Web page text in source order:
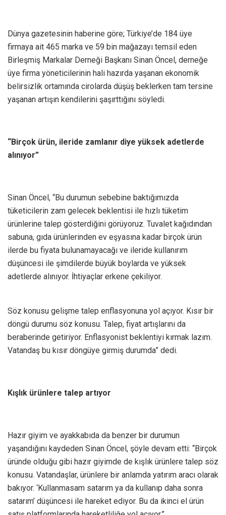
Dünya gazetesinin haberine göre; Türkiye’de 184 üye
firmaya ait 465 marka ve 59 bin mağazayı temsil eden
Birleşmiş Markalar Derneği Başkanı Sinan Öncel, derneğe
üye firma yöneticilerinin hali hazırda yaşanan ekonomik
belirsizlik ortamında cirolarda düşüş beklerken tam tersine
yaşanan artışın kendilerini şaşırttığını söyledi.
“Birçok ürün, ileride zamlanır diye yüksek adetlerde
alınıyor”
Sinan Öncel, “Bu durumun sebebine baktığımızda
tüketicilerin zam gelecek beklentisi ile hızlı tüketim
ürünlerine talep gösterdiğini görüyoruz. Tuvalet kağıdından
sabuna, gıda ürünlerinden ev eşyasına kadar birçok ürün
ilerde bu fiyata bulunamayacağı ve ileride kullanırım
düşüncesi ile şimdilerde büyük boylarda ve yüksek
adetlerde alınıyor. İhtiyaçlar erkene çekiliyor.
Söz konusu gelişme talep enflasyonuna yol açıyor. Kısır bir
döngü durumu söz konusu. Talep, fiyat artışlarını da
beraberinde getiriyor. Enflasyonist beklentiyi kırmak lazım.
Vatandaş bu kısır döngüye girmiş durumda” dedi.
Kışlık ürünlere talep artıyor
Hazır giyim ve ayakkabıda da benzer bir durumun
yaşandığını kaydeden Sinan Öncel, şöyle devam etti: “Birçok
üründe olduğu gibi hazır giyimde de kışlık ürünlere talep söz
konusu. Vatandaşlar, ürünlere bir anlamda yatırım aracı olarak
bakıyor. ‘Kullanmasam satarım ya da kullanıp daha sonra
satarım’ düşüncesi ile hareket ediyor. Bu da ikinci el ürün